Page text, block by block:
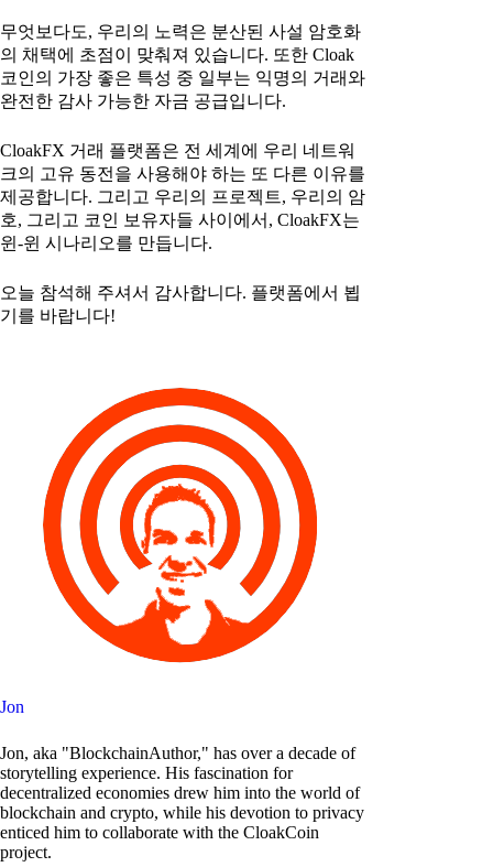
무엇보다도, 우리의 노력은 분산된 사설 암호화
의 채택에 초점이 맞춰져 있습니다. 또한 Cloak
코인의 가장 좋은 특성 중 일부는 익명의 거래와
완전한 감사 가능한 자금 공급입니다.
CloakFX 거래 플랫폼은 전 세계에 우리 네트워
크의 고유 동전을 사용해야 하는 또 다른 이유를
제공합니다. 그리고 우리의 프로젝트, 우리의 암
호, 그리고 코인 보유자들 사이에서, CloakFX는
윈-윈 시나리오를 만듭니다.
오늘 참석해 주셔서 감사합니다. 플랫폼에서 뵙
기를 바랍니다!
Jon
Jon, aka "BlockchainAuthor," has over a decade of
storytelling experience. His fascination for
decentralized economies drew him into the world of
blockchain and crypto, while his devotion to privacy
enticed him to collaborate with the CloakCoin
project.